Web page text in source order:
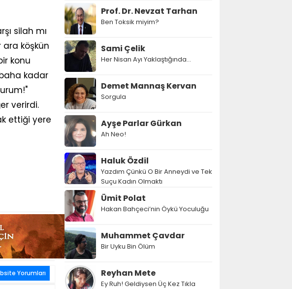
silah mı
ara köşkün
konu
kadar
verirdi.
ettiği yere
Yorumları
Prof. Dr. Nevzat Tarhan
Ben Toksik miyim?
Sami Çelik
Her Nisan Ayı Yaklaştığında...
Demet Mannaş Kervan
Sorgula
Ayşe Parlar Gürkan
Ah Neo!
Haluk Özdil
Yazdım Çünkü O Bir Anneydi ve Tek
Suçu Kadın Olmaktı
Ümit Polat
Hakan Bahçeci’nin Öykü Yoculuğu
Muhammet Çavdar
Bir Uyku Bin Ölüm
Reyhan Mete
Ey Ruh! Geldiysen Üç Kez Tıkla